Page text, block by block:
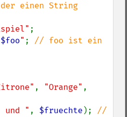
einen String
;
$foo" ; // foo ist ein
, "Orange"
und " , $fruechte ); //